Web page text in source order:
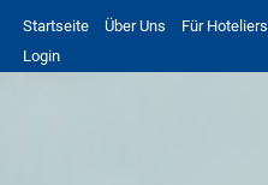
Startseite Über Uns Für Hoteliers
Login